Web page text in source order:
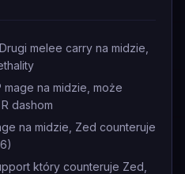
melee carry na midzie,
na midzie, może
dashom
na midzie, Zed counteruje
który counteruje Zed,